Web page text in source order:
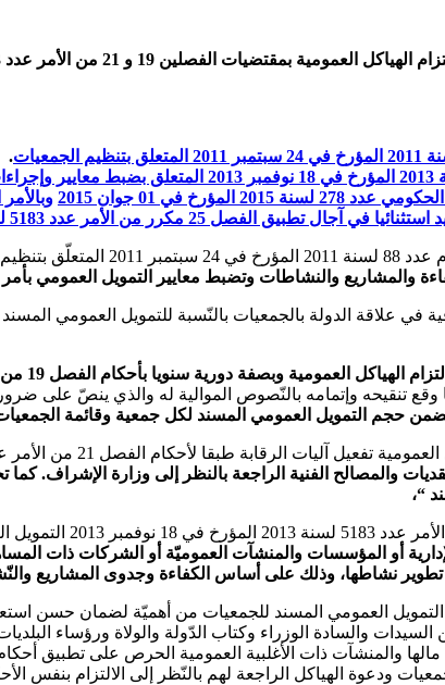
.
278 لسنة 2015 المؤرخ في 01 جوان 2015 وبالأمر الحكومي
أوجب على الدولة ”
والمشاريع والنشاطات وتضبط معايير التمويل العمومي بأمر
في علاقة الدولة بالجمعيات بالنّسبة للتمويل العمومي
العمومية وبصفة دورية سنويا بأحكام الفصل 19 من الأمر عدد 5183 لسنة 2013 المؤرخ في 18 نوفمبر 2013
تنقيحه وإتمامه بالنّصوص الموالية له والذي ينصّ على
حجم التمويل العمومي المسند لكل جمعية وقائمة
طبقا لأحكام الفصل 21 من الأمر عدد 5183 لسنة 2013 المذكور أعلاه الذي ينص على أنه ”
والمصالح الفنية الراجعة بالنظر إلى وزارة الإشراف.
“،
تطوير نشاطها، وذلك على أساس الكفاءة وجدوى المشاريع
العمومي المسند للجمعيات من أهميّة لضمان حسن
السيدات والسادة الوزراء وكتاب الدّولة والولاة ورؤساء
ودعوة الهياكل الراجعة لهم بالنّظر إلى الالتزام بنفس